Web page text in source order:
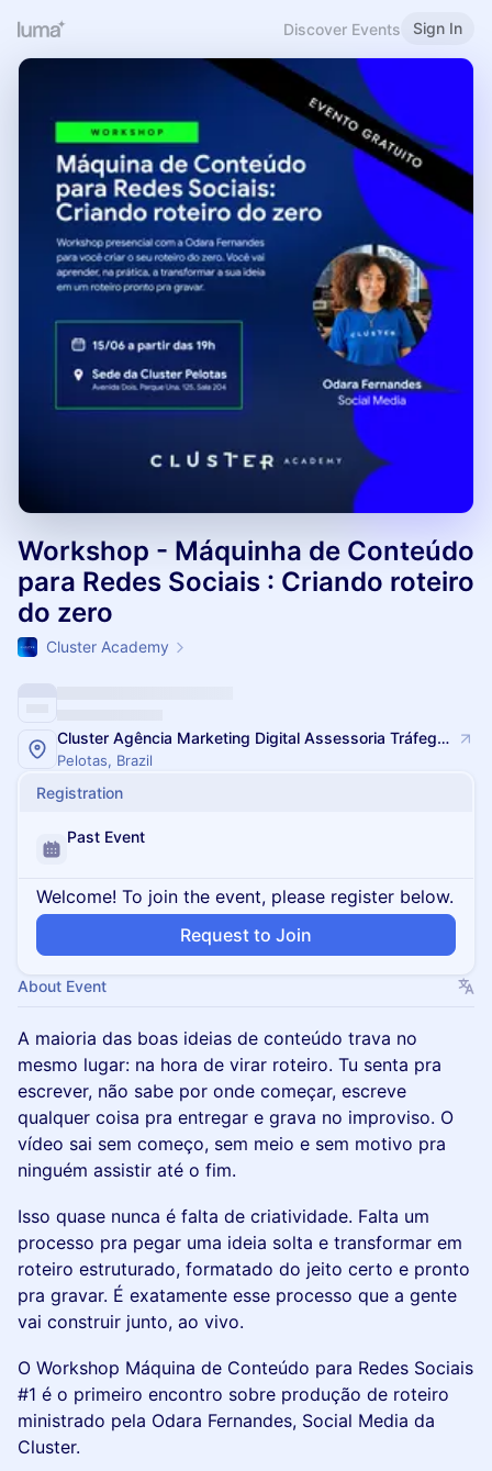
Discover Events Sign In
Workshop - Máquinha de Conteúdo
para Redes Sociais : Criando roteiro
do zero
Cluster Academy
Cluster Agência Marketing Digital Assessoria Tráfego Pago
Pelotas, Brazil
Registration
Past Event
Welcome! To join the event, please register below.
Request to Join
About Event
A maioria das boas ideias de conteúdo trava no
mesmo lugar: na hora de virar roteiro. Tu senta pra
escrever, não sabe por onde começar, escreve
qualquer coisa pra entregar e grava no improviso. O
vídeo sai sem começo, sem meio e sem motivo pra
ninguém assistir até o fim.
Isso quase nunca é falta de criatividade. Falta um
processo pra pegar uma ideia solta e transformar em
roteiro estruturado, formatado do jeito certo e pronto
pra gravar. É exatamente esse processo que a gente
vai construir junto, ao vivo.
O Workshop Máquina de Conteúdo para Redes Sociais
#1 é o primeiro encontro sobre produção de roteiro
ministrado pela Odara Fernandes, Social Media da
Cluster.